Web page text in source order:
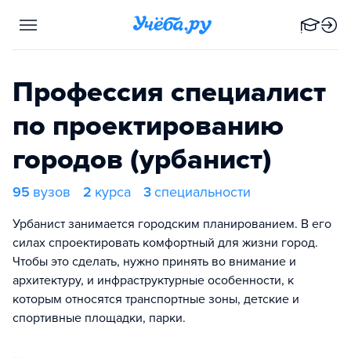
Профессия специалист
по проектированию
городов (урбанист)
95 вузов 2 курса 3специальности
Урбанист занимается городским планированием. В его
силах спроектировать комфортный для жизни город.
Чтобы это сделать, нужно принять во внимание и
архитектуру, и инфраструктурные особенности, к
которым относятся транспортные зоны, детские и
спортивные площадки, парки.